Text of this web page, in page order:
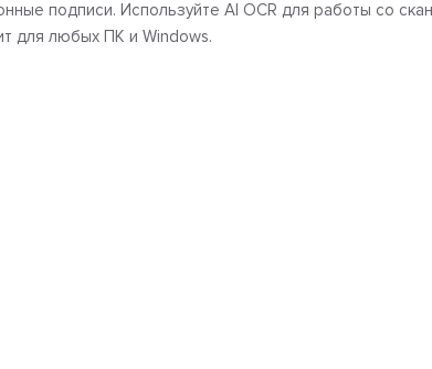
подписи. Используйте AI OCR для работы со
для любых ПК и Windows.